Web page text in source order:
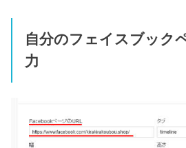
自分のフェイスブック
力